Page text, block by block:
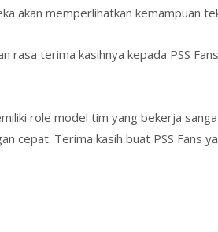
akan memperlihatkan kemampuan
rasa terima kasihnya kepada PSS
role model tim yang bekerja
cepat. Terima kasih buat PSS Fans